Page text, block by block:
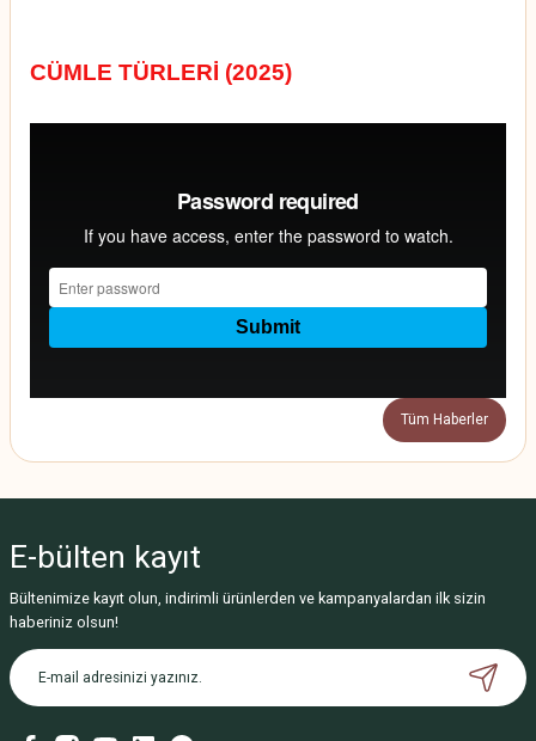
CÜMLE TÜRLERİ (2025)
Tüm Haberler
E-bülten kayıt
Bültenimize kayıt olun, indirimli ürünlerden ve kampanyalardan ilk sizin
haberiniz olsun!